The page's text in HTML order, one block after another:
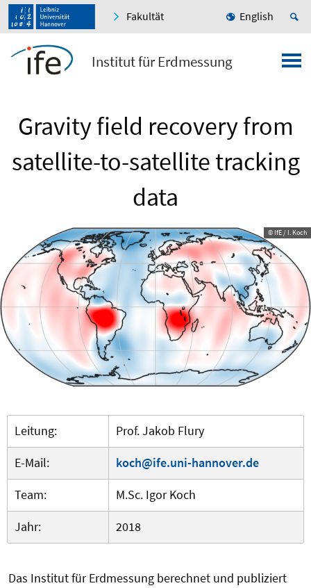
Fakultät English
Institut für Erdmessung
Gravity field recovery from
satellite-to-satellite tracking
data
© IfE / I. Koch
Leitung:
Prof. Jakob Flury
E-Mail:
koch@ife.uni-hannover.de
Team:
M.Sc. Igor Koch
Jahr:
2018
Das Institut für Erdmessung berechnet und publiziert